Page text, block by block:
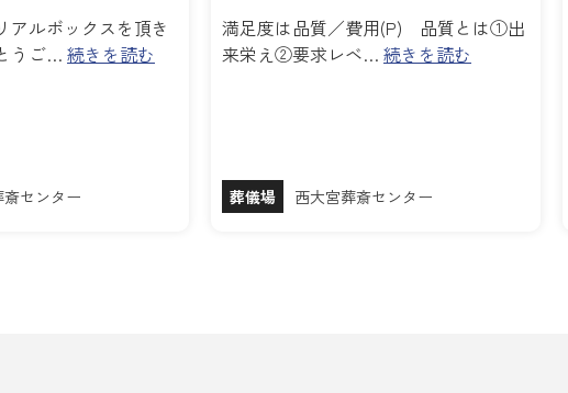
アルボックスを頂き
うご… 続きを読む
センター
満足度は品質／費用(P) 品質とは①出
来栄え②要求レベ… 続きを読む
葬儀場 西大宮葬斎センター